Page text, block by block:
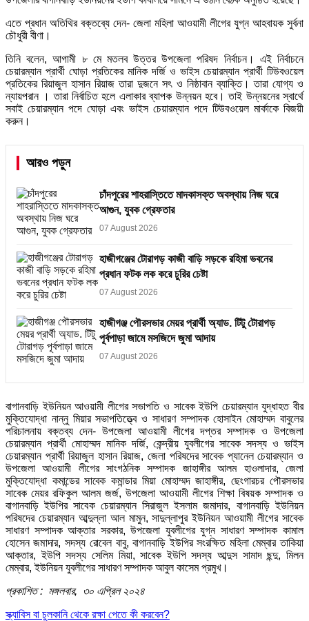
এতে প্রধান অতিথির বক্তব্যে দেন- জেলা মহিলা আওয়ামী লীগের যুগ্ন আহবায়ক সুর্বনা
চৌধুরী বীণা।
তিনি বলেন, আগামী ৮ মে মতলব উত্তর উপজেলা পরিষদ নির্বাচন। এই নির্বাচনে
চেয়ারম্যান প্রার্থী ঘোড়া প্রতিকের মানিক দর্জি ও ভাইস চেয়ারম্যান প্রার্থী টিউবওয়েল
প্রতিকের রিয়াজুল হাসান রিয়াজ তারা দুজনে সৎ ও নিষ্ঠাবান ব্যাক্তি। তারা যোগ্য ও
ন্যায়পরান । তারা নির্বাচিত হলে এলাকার ব্যাপক উন্নয়ন হবে। তাই উন্নয়নের স্বার্থে
সবাই চেয়ারম্যান পদে ঘোড়া এবং ভাইস চেয়ারম্যান পদে টিউবওয়েল মার্কাকে বিজয়ী
করুন।
আরও পড়ুন
চাঁদপুরের শাহরাস্তিতে মাদকাসক্ত অবস্থায় নিজ ঘরে
আগুন, যুবক গ্রেফতার
07 August 2026
হাজীগঞ্জের টোরাগড় কাজী বাড়ি সড়কে রহিমা ভবনের
প্রধান ফটক লক করে চুরির চেষ্টা
07 August 2026
হাজীগঞ্জ পৌরসভার মেয়র প্রার্থী অ্যাড. টিটু টোরাগড়
পূর্বপাড়া জামে মসজিদে জুমা আদায়
07 August 2026
বাগানবাড়ি ইউনিয়ন আওয়ামী লীগের সভাপতি ও সাবেক ইউপি চেয়ারম্যান যুদ্ধাহত বীর
মুক্তিযোদ্ধা নান্নু মিয়ার সভাপতিত্ত্বে ও সাধারণ সম্পাদক হোসাইন মোহাম্মদ বাবুলের
পরিচালনায় বক্তব্য দেন- উপজেলা আওয়ামী লীগের দপ্তর সম্পাদক ও উপজেলা
চেয়ারম্যান প্রার্থী মোহাম্মদ মানিক দর্জি, কেন্দ্রীয় যুবলীগের সাবেক সদস্য ও ভাইস
চেয়ারম্যান প্রার্থী রিয়াজুল হাসান রিয়াজ, জেলা পরিষদের সাবেক প্যানেল চেয়ারম্যান ও
উপজেলা আওয়ামী লীগের সাংগঠনিক সম্পাদক জাহাঙ্গীর আলম হাওলাদার, জেলা
মুক্তিযোদ্ধা কমান্ডের সাবেক কমান্ডার মিয়া মোহাম্মদ জাহাঙ্গীর, ছেংগারচর পৌরসভার
সাবেক মেয়র রফিকুল আলম জর্জ, উপজেলা আওয়ামী লীগের শিক্ষা বিষয়ক সম্পাদক ও
বাগানবাড়ি ইউপির সাবেক চেয়ারম্যান সিরাজুল ইসলাম জমাদার, বাগানবাড়ি ইউনিয়ন
পরিষদের চেয়ারম্যান আব্দুল্লা আল মামুন, সাদুল্লাপুর ইউনিয়ন আওয়ামী লীগের সাবেক
সাধারণ সম্পাদক আক্তার সরকার, উপজেলা যুবলীগের যুগ্ন সাধারণ সম্পাদক কামাল
হোসেন জমাদার, সদস্য রোবেল বাবু, বাগানবাড়ি ইউপির সংরক্ষিত মহিলা মেম্বার তাকিয়া
আক্তার, ইউপি সদস্য সেলিম মিয়া, সাবেক ইউপি সদস্য আব্দুস সামাদ ছন্দু, মিলন
মেম্বার, ইউনিয়ন যুবলীগের সাধারণ সম্পাদক আবুল কাসেম প্রমুখ।
প্রকাশিত : মঙ্গলবার, ৩০ এপ্রিল ২০২৪
স্ক্যাবিস বা চুলকানি থেকে রক্ষা পেতে কী করবেন?